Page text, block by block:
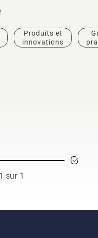
Produits et
innovations
sur 1